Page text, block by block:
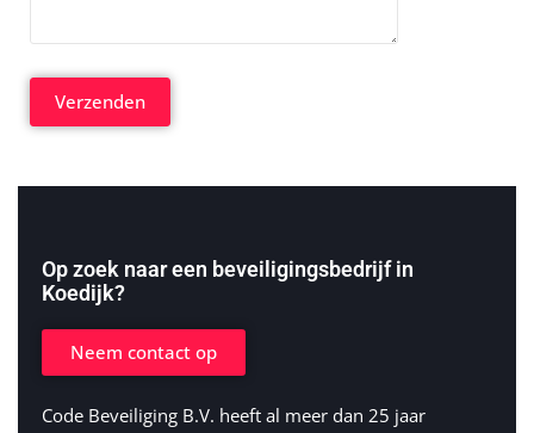
Op zoek naar een beveiligingsbedrijf in
Koedijk?
Neem contact op
Code Beveiliging B.V. heeft al meer dan 25 jaar